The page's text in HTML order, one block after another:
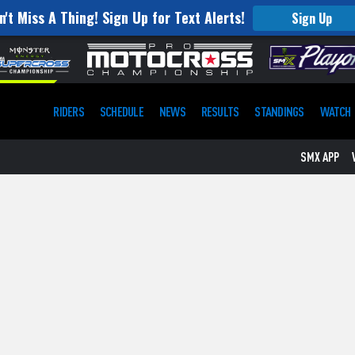
Miss A Thing! Sign Up for Text Alerts! Sign Up
RIDERS SCHEDULE NEWS RESULTS STANDINGS WATCH
SMX APP